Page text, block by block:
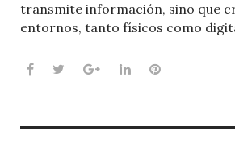
transmite información, sino que
entornos, tanto físicos como
Facebook
TwitterGoogle+LinkedInPinterest